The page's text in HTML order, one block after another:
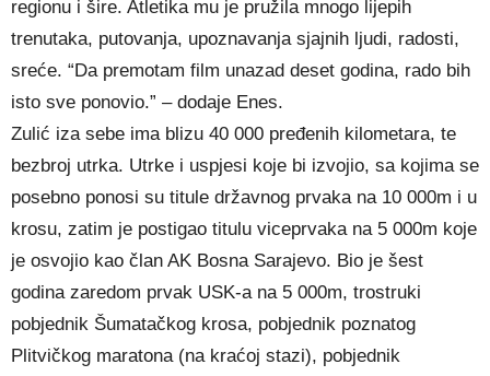
regionu i šire. Atletika mu je pružila mnogo lijepih
trenutaka, putovanja, upoznavanja sjajnih ljudi, radosti,
sreće. “Da premotam film unazad deset godina, rado bih
isto sve ponovio.” – dodaje Enes.
Zulić iza sebe ima blizu 40 000 pređenih kilometara, te
bezbroj utrka. Utrke i uspjesi koje bi izvojio, sa kojima se
posebno ponosi su titule državnog prvaka na 10 000m i u
krosu, zatim je postigao titulu viceprvaka na 5 000m koje
je osvojio kao član AK Bosna Sarajevo. Bio je šest
godina zaredom prvak USK-a na 5 000m, trostruki
pobjednik Šumatačkog krosa, pobjednik poznatog
Plitvičkog maratona (na kraćoj stazi), pobjednik